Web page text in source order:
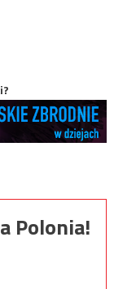
Polonia!